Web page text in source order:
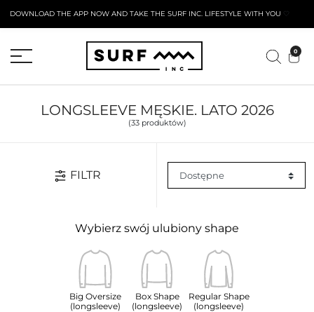
DOWNLOAD THE APP NOW AND TAKE THE SURF INC. LIFESTYLE WITH YOU 🤍
0
Wybierz swój ulubiony shape
Big Oversize
(longsleeve)
Box Shape
(longsleeve)
Regular Shape
(longsleeve)
LONGSLEEVE MĘSKIE. LATO 2026
(33 produktów)
FILTR
AKTYWNY FORMULARZ ZWROTU